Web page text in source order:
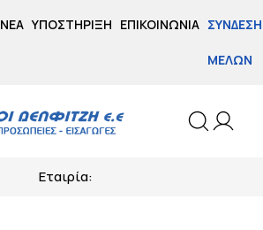
ΝΈΑ ΥΠΟΣΤΉΡΙΞΗ ΕΠΙΚΟΙΝΩΝΊΑ ΣΎΝΔΕΣΗ
ΜΕΛΏΝ
Εταιρία: